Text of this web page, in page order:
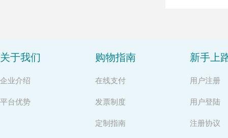
关于我们
企业介绍
平台优势
购物指南
在线支付
发票制度
定制指南
新手上
用户注册
用户登陆
注册协议